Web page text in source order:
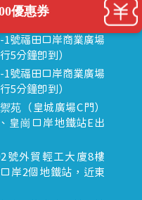
正對面，海悅華城
面即到）
號福田口岸商業廣場
5分鐘即到）
號福田口岸商業廣場
5分鐘即到）
苑（皇城廣場C門）
皇崗口岸地鐵站E出
號外貿輕工大廈8樓
岸2個地鐵站，近東
優惠券